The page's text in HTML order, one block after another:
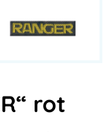
rot